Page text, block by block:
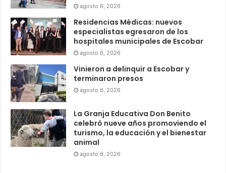
agosto 6, 2026
Residencias Médicas: nuevos
especialistas egresaron de los
hospitales municipales de Escobar
agosto 6, 2026
Vinieron a delinquir a Escobar y
terminaron presos
agosto 6, 2026
La Granja Educativa Don Benito
celebró nueve años promoviendo el
turismo, la educación y el bienestar
animal
agosto 6, 2026